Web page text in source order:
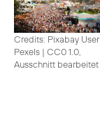
Credits: Pixabay User
Pexels | CC0 1.0,
Ausschnitt bearbeitet